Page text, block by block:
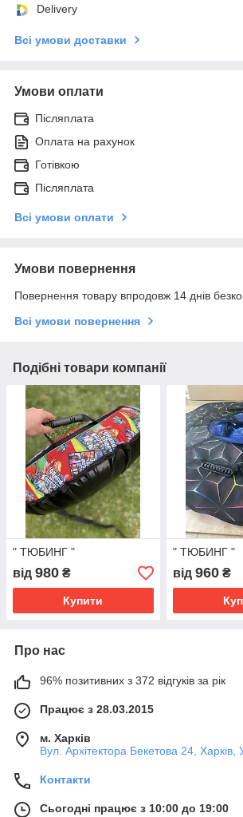
Delivery
Всі умови доставки
Умови оплати
Післяплата
Оплата на рахунок
Готівкою
Післяплата
Всі умови оплати
Умови повернення
Повернення товару впродовж 14 днів
Всі умови повернення
Подібні товари компанії
" ТЮБИНГ "
від 980 ₴
Купити
" ТЮБИНГ "
від 960₴
Про нас
96% позитивних з 372 відгуків за рік
Працює з 28.03.2015
м. Харків
Вул. Архітектора Бекетова 24, Харків,
Контакти
Сьогодні працює з 10:00 до 19:00